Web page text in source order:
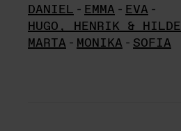
DANIEL - EMMA - EVA -
HUGO, HENRIK & HILDE
MARTA - MONIKA - SOFIA